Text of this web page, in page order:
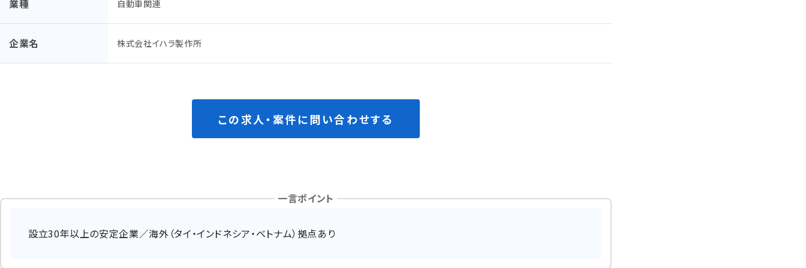
業種 自動車関連
企業名 株式会社イハラ製作所
この求人・案件に問い合わせする
一言ポイント
設立30年以上の安定企業／海外（タイ・インドネシア・ベトナム）拠点あり